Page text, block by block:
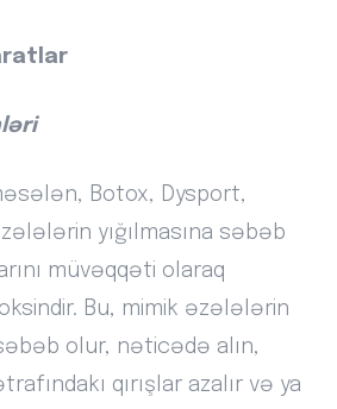
Botox, Dysport,
yığılmasına səbəb
müvəqqəti olaraq
Bu, mimik əzələlərin
olur, nəticədə alın,
qırışlar azalır və ya